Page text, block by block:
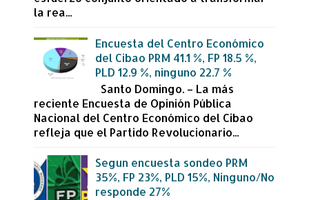
la rea...
Encuesta del Centro Económico
del Cibao PRM 41.1 %, FP 18.5 %,
PLD 12.9 %, ninguno 22.7 %
Santo Domingo. – La más
reciente Encuesta de Opinión Pública
Nacional del Centro Económico del Cibao
refleja que el Partido Revolucionario...
Segun encuesta sondeo PRM
35%, FP 23%, PLD 15%, Ninguno/No
responde 27%